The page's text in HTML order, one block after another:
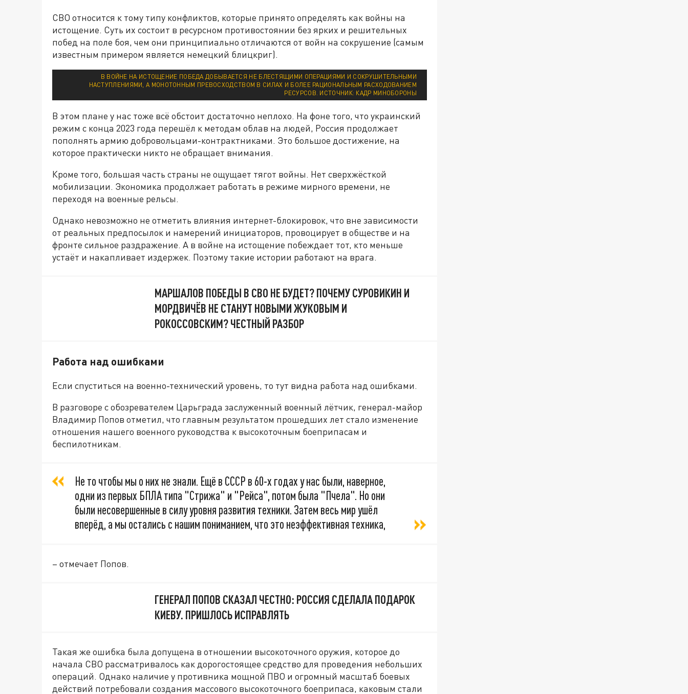
СВО относится к тому типу конфликтов, которые принято определять как войны на
истощение. Суть их состоит в ресурсном противостоянии без ярких и решительных
побед на поле боя, чем они принципиально отличаются от войн на сокрушение (самым
известным примером является немецкий блицкриг).
В ВОЙНЕ НА ИСТОЩЕНИЕ ПОБЕДА ДОБЫВАЕТСЯ НЕ БЛЕСТЯЩИМИ ОПЕРАЦИЯМИ И СОКРУШИТЕЛЬНЫМИ
НАСТУПЛЕНИЯМИ, А МОНОТОННЫМ ПРЕВОСХОДСТВОМ В СИЛАХ И БОЛЕЕ РАЦИОНАЛЬНЫМ РАСХОДОВАНИЕМ
РЕСУРСОВ. ИСТОЧНИК: КАДР МИНОБОРОНЫ
В этом плане у нас тоже всё обстоит достаточно неплохо. На фоне того, что украинский
режим с конца 2023 года перешёл к методам облав на людей, Россия продолжает
пополнять армию добровольцами-контрактниками. Это большое достижение, на
которое практически никто не обращает внимания.
Кроме того, большая часть страны не ощущает тягот войны. Нет сверхжёсткой
мобилизации. Экономика продолжает работать в режиме мирного времени, не
переходя на военные рельсы.
Однако невозможно не отметить влияния интернет-блокировок, что вне зависимости
от реальных предпосылок и намерений инициаторов, провоцирует в обществе и на
фронте сильное раздражение. А в войне на истощение побеждает тот, кто меньше
устаёт и накапливает издержек. Поэтому такие истории работают на врага.
МАРШАЛОВ ПОБЕДЫ В СВО НЕ БУДЕТ? ПОЧЕМУ СУРОВИКИН И
МОРДВИЧЁВ НЕ СТАНУТ НОВЫМИ ЖУКОВЫМ И
РОКОССОВСКИМ? ЧЕСТНЫЙ РАЗБОР
Работа над ошибками
Если спуститься на военно-технический уровень, то тут видна работа над ошибками.
В разговоре с обозревателем Царьграда заслуженный военный лётчик, генерал-майор
Владимир Попов отметил, что главным результатом прошедших лет стало изменение
отношения нашего военного руководства к высокоточным боеприпасам и
беспилотникам.
Не то чтобы мы о них не знали. Ещё в СССР в 60-х годах у нас были, наверное,
одни из первых БПЛА типа "Стрижа" и "Рейса", потом была "Пчела". Но они
были несовершенные в силу уровня развития техники. Затем весь мир ушёл
вперёд, а мы остались с нашим пониманием, что это неэффективная техника,
– отмечает Попов.
ГЕНЕРАЛ ПОПОВ СКАЗАЛ ЧЕСТНО: РОССИЯ СДЕЛАЛА ПОДАРОК
КИЕВУ. ПРИШЛОСЬ ИСПРАВЛЯТЬ
Такая же ошибка была допущена в отношении высокоточного оружия, которое до
начала СВО рассматривалось как дорогостоящее средство для проведения небольших
операций. Однако наличие у противника мощной ПВО и огромный масштаб боевых
действий потребовали создания массового высокоточного боеприпаса, каковым стали